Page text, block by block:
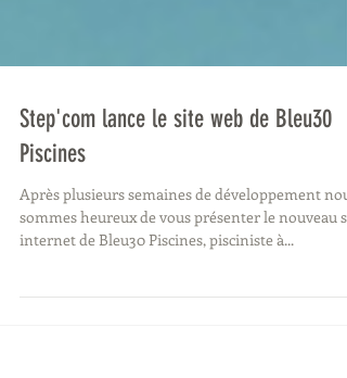
Step'com lance le site web de Bleu30
Piscines
Après plusieurs semaines de développement nous
internet de Bleu30 Piscines, pisciniste à...